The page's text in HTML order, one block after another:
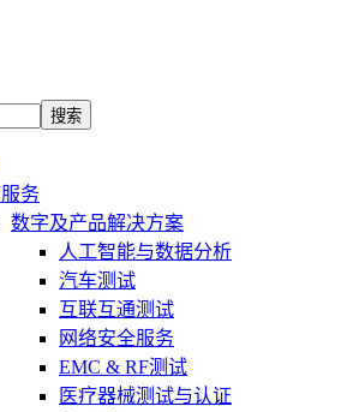
搜索
务
数字及产品解决方案
人工智能与数据分析
汽车测试
互联互通测试
网络安全服务
EMC & RF测试
医疗器械测试与认证